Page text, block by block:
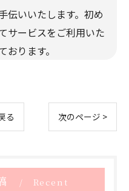
伝いいたします。初め
サービスをご利用いた
ります。
る 次のページ >
Recent